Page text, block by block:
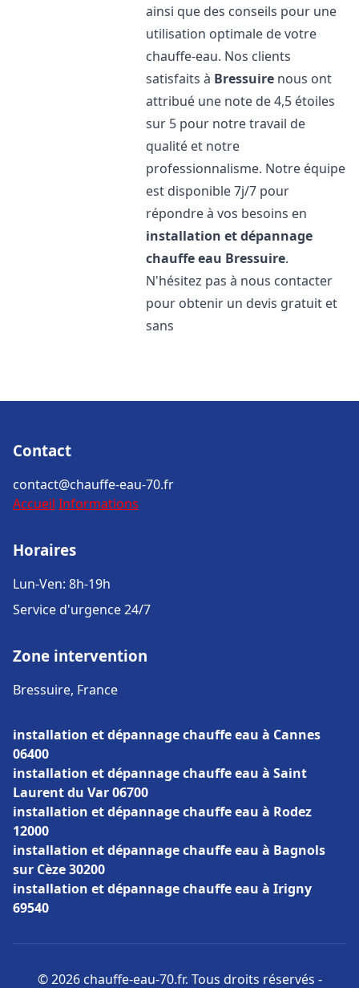
ainsi que des conseils pour une
utilisation optimale de votre
chauffe-eau. Nos clients
satisfaits à Bressuire nous ont
attribué une note de 4,5 étoiles
sur 5 pour notre travail de
qualité et notre
professionnalisme. Notre équipe
est disponible 7j/7 pour
répondre à vos besoins en
installation et dépannage
chauffe eau Bressuire.
N'hésitez pas à nous contacter
pour obtenir un devis gratuit et
sans
Contact
contact@chauffe-eau-70.fr
Accueil Informations
Horaires
Lun-Ven: 8h-19h
Service d'urgence 24/7
Zone intervention
Bressuire, France
installation et dépannage chauffe eau à Cannes
06400
installation et dépannage chauffe eau à Saint
Laurent du Var 06700
installation et dépannage chauffe eau à Rodez
12000
installation et dépannage chauffe eau à Bagnols
sur Cèze 30200
installation et dépannage chauffe eau à Irigny
69540
© 2026 chauffe-eau-70.fr. Tous droits réservés -